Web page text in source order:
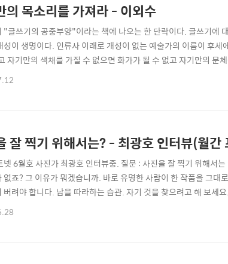
의 목소리를 가져라 - 이외수
"글쓰기의 공중부양"이라는 책에 나오는 한 단락이다. 글쓰기에
성이 생명이다. 인류사 이래로 개성이 없는 예술가의 이름이 후
자기만의 색채를 가질 수 없으면 화가가 될 수 없고 자기만의 문
만의 문체를 가졌을 때 우리는 흔히 자기 목소리를 가졌다고 표
잘 찍기 위해서는? - 최광호 인터뷰(월간
넷 6월호 사진가 최광호 인터뷰중. 질문 : 사진을 잘 찍기 위해서
없죠? 그 이유가 뭐겠습니까. 바로 유명한 사람이 한 작품을 그
버려야 합니다. 남을 따라하는 습관. 자기 것을 찾으려고 해 보세